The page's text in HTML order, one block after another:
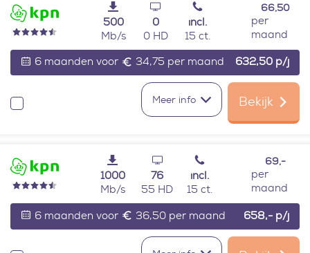
500
Mb/s
0
0 HD
incl.
15 ct.
66,50
per
maand
6 maanden voor
34,75 per maand 632,50 p/j
Meer info Bekijk
1000
Mb/s
76
55 HD
incl.
15 ct.
69,-
per
maand
6 maanden voor
36,50 per maand 658,- p/j